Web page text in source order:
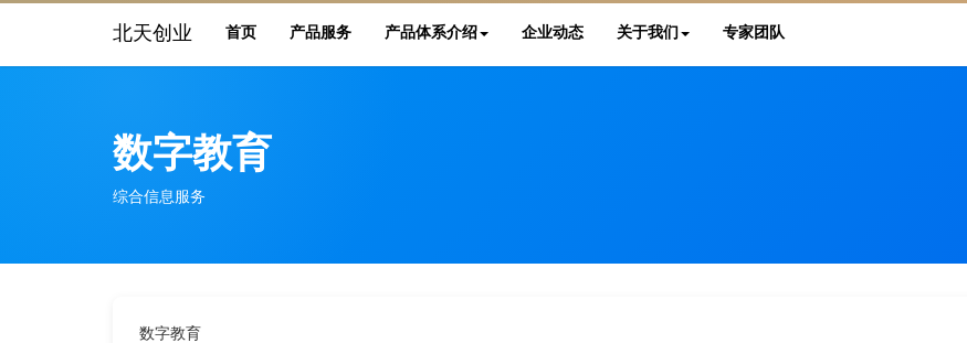
北天创业 首页 产品服务 产品体系介绍 企业动态 关于我们 专家团队
数字教育
综合信息服务
数字教育